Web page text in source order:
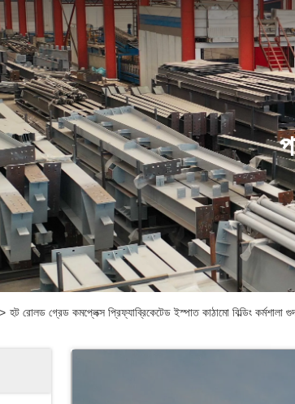
> হট রোলড গ্রেড কমপ্লেক্স প্রিফ্যাব্রিকেটেড ইস্পাত কাঠামো বিল্ডিং কর্মশালা